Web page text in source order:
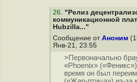
26. "Релиз
коммуникационной
Hubzilla..."
Сообщение от Аноним
Янв-21, 23:55
>Первоначально
«Phoenix»
время он был